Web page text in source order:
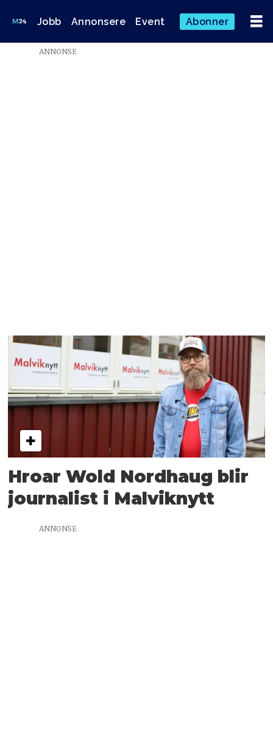
Jobb Annonsere Event Abonner
Emne:
ANNONSE
Hroar Wold Nordhaug blir
journalist i Malviknytt
ANNONSE